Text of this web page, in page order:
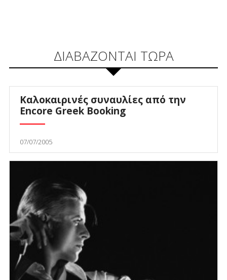
ΔΙΑΒΑΖΟΝΤΑΙ ΤΩΡΑ
Καλοκαιρινές συναυλίες από την
Encore Greek Booking
07/07/2005